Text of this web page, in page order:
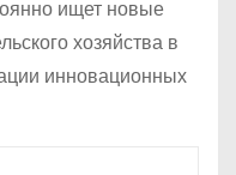
ищет новые
хозяйства в
инновационных